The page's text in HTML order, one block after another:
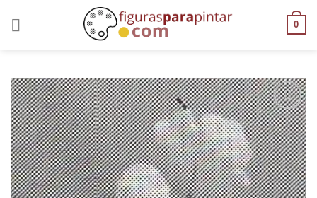
0
AÑADIR
A LA
LISTA
DE
DESEOS